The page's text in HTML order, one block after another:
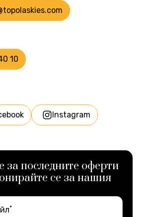
10
Instagram
за последните оферти
се за нашия
*